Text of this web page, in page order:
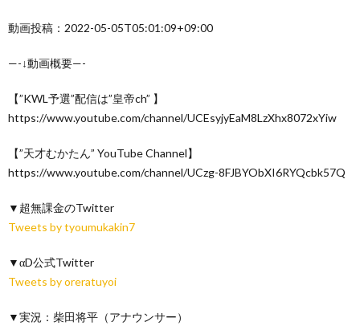
動画投稿：2022-05-05T05:01:09+09:00
—-↓動画概要—-
【”KWL予選”配信は”皇帝ch” 】
https://www.youtube.com/channel/UCEsyjyEaM8LzXhx8072xYiw
【”天才むかたん” YouTube Channel】
https://www.youtube.com/channel/UCzg-8FJBYObXI6RYQcbk57Q
▼超無課金のTwitter
Tweets by tyoumukakin7
▼αD公式Twitter
Tweets by oreratuyoi
▼実況：柴田将平（アナウンサー）